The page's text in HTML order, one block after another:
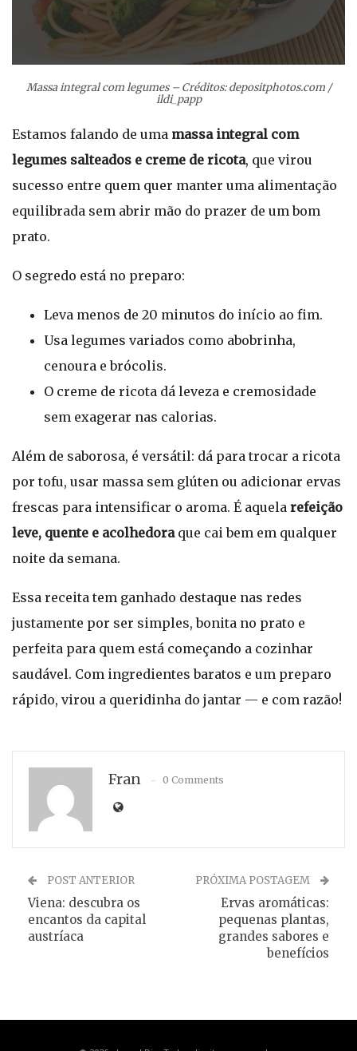
Massa integral com legumes – Créditos: depositphotos.com /
ildi_papp
Estamos falando de uma massa integral com
legumes salteados e creme de ricota, que virou
sucesso entre quem quer manter uma alimentação
equilibrada sem abrir mão do prazer de um bom
prato.
O segredo está no preparo:
Leva menos de 20 minutos do início ao fim.
Usa legumes variados como abobrinha,
cenoura e brócolis.
O creme de ricota dá leveza e cremosidade
sem exagerar nas calorias.
Além de saborosa, é versátil: dá para trocar a ricota
por tofu, usar massa sem glúten ou adicionar ervas
frescas para intensificar o aroma. É aquela refeição
leve, quente e acolhedoraque cai bem em qualquer
noite da semana.
Essa receita tem ganhado destaque nas redes
justamente por ser simples, bonita no prato e
perfeita para quem está começando a cozinhar
saudável. Com ingredientes baratos e um preparo
rápido, virou a queridinha do jantar — e com razão!
Fran 0 Comments
POST ANTERIOR
Viena: descubra os
encantos da capital
austríaca
PRÓXIMA POSTAGEM
Ervas aromáticas:
pequenas plantas,
grandes sabores e
benefícios